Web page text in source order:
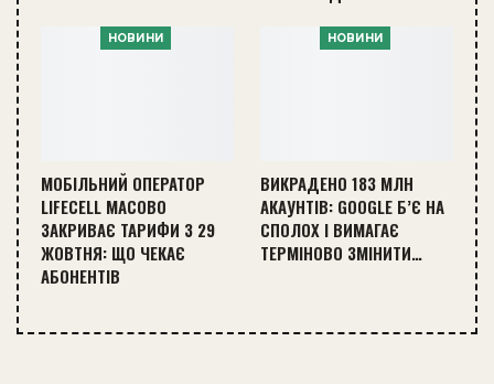
НОВИНИ
МОБІЛЬНИЙ ОПЕРАТОР
LIFECELL МАСОВО
ЗАКРИВАЄ ТАРИФИ З 29
ЖОВТНЯ: ЩО ЧЕКАЄ
АБОНЕНТІВ
НОВИНИ
ВИКРАДЕНО 183 МЛН
АКАУНТІВ: GOOGLE Б’Є НА
СПОЛОХ І ВИМАГАЄ
ТЕРМІНОВО ЗМІНИТИ…